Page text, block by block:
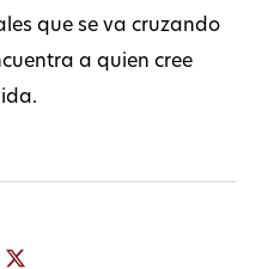
que se va cruzando
a quien cree